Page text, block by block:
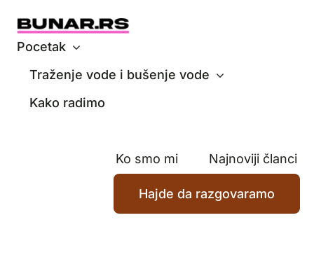
content
Pocetak
Traženje vode i bušenje vode
Kako radimo
Ko smo mi Najnoviji članci
Hajde da razgovaramo